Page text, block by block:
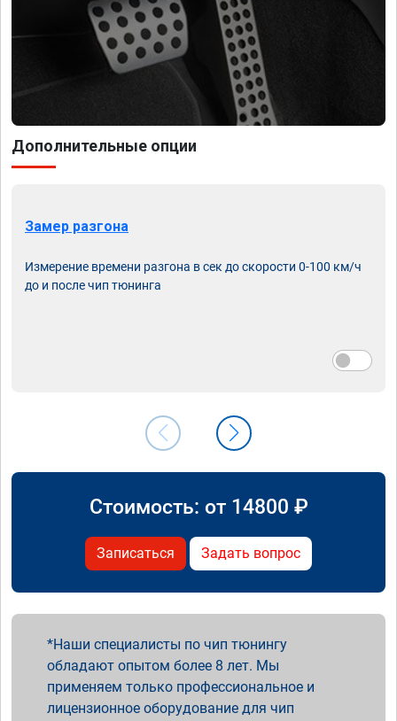
Дополнительные опции
Замер разгона
Измерение времени разгона в сек до скорости 0-100 км/ч
до и после чип тюнинга
Стоимость: от 14800 ₽
Записаться Задать вопрос
Наши специалисты по чип тюнингу
обладают опытом более 8 лет. Мы
применяем только профессиональное и
лицензионное оборудование для чип